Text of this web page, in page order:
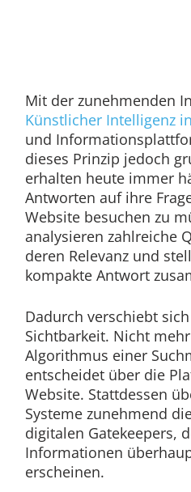
Mit der zunehmenden
Künstlicher Intelligenz
und
dieses Prinzip jedoch
erhalten heute immer
Antworten auf ihre
Website besuchen zu
analysieren zahlreiche
deren Relevanz und
kompakte Antwort
Dadurch verschiebt
Sichtbarkeit. Nicht
Algorithmus einer
entscheidet über die
Website. Stattdessen
Systeme zunehmend
digitalen Gatekeepers,
Informationen
erscheinen.